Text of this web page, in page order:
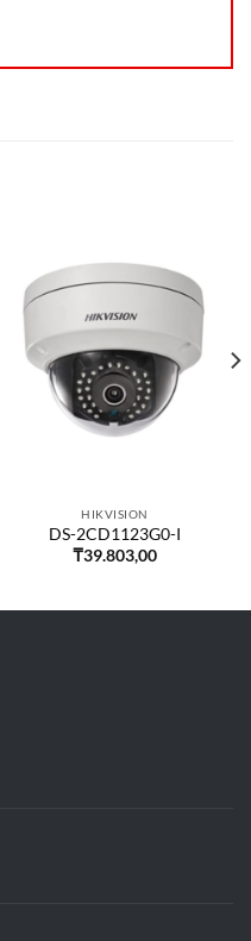
HIKVISION
DS-2CD1123G0-I
₸39.803,00